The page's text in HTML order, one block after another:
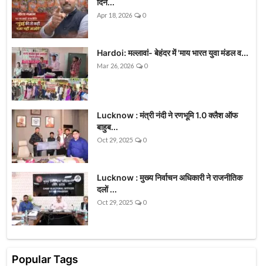
Apr 18, 2026 0
Hardoi: मल्लावां- बेहंदर में 'माय भारत युवा मंडल व...
Mar 26, 2026 0
Lucknow : मंत्री नंदी ने रणभूमि 1.0 क्लैश ऑफ
बाहुब...
Oct 29, 2025 0
Lucknow : मुख्य निर्वाचन अधिकारी ने राजनीतिक
दलों ...
Oct 29, 2025 0
Popular Tags